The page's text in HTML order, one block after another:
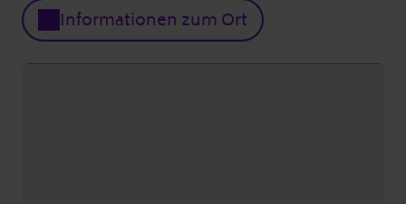
Informationen zum Ort